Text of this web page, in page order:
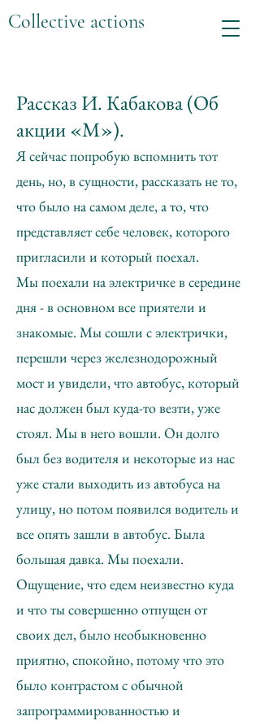
Collective actions
Рассказ И. Кабакова (Об
акции «М»).
Я сейчас попробую вспомнить тот
день, но, в сущности, рассказать не то,
что было на самом деле, а то, что
представляет себе человек, которого
пригласили и который поехал.
Мы поехали на электричке в середине
дня - в основном все приятели и
знакомые. Мы сошли с электрички,
перешли через железнодорожный
мост и увидели, что автобус, который
нас должен был куда-то везти, уже
стоял. Мы в него вошли. Он долго
был без водителя и некоторые из нас
уже стали выходить из автобуса на
улицу, но потом появился водитель и
все опять зашли в автобус. Была
большая давка. Мы поехали.
Ощущение, что едем неизвестно куда
и что ты совершенно отпущен от
своих дел, было необыкновенно
приятно, спокойно, потому что это
было контрастом с обычной
запрограммированностью и